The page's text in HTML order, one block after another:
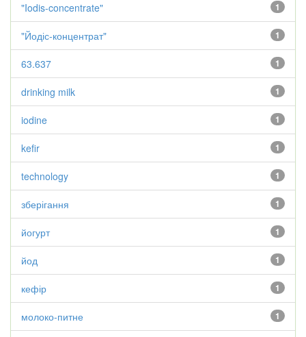
1
"Iodis-concentrate"
1
"Йодіс-концентрат"
1
63.637
1
drinking milk
1
iodine
1
kefir
1
technology
1
зберігання
1
йогурт
1
йод
1
кефір
1
молоко-питне